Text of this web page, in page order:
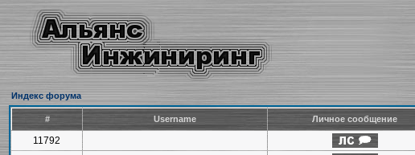
Индекс форума
# Username Личное сообщение
11792